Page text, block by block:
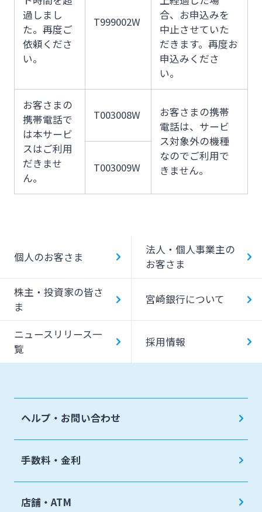
過しまし
た。再度ご
依頼くださ
い。
T999002W
合、お申込みを
中止させていた
だきます。再度お
申込みくださ
い。
お客さまの
携帯電話で
は本サービ
スはご利用
だきませ
ん。
T003008W
お客さまの携帯
電話は、サービ
ス対象外の機種
なのでご利用で
きません。
T003009W
個人のお客さま
法人・個人事業主の
お客さま
株主・投資家の皆さ
ま
宮崎銀行について
ニュースリリース一
覧
採用情報
ヘルプ・お問い合わせ
手数料・金利
店舗・ATM